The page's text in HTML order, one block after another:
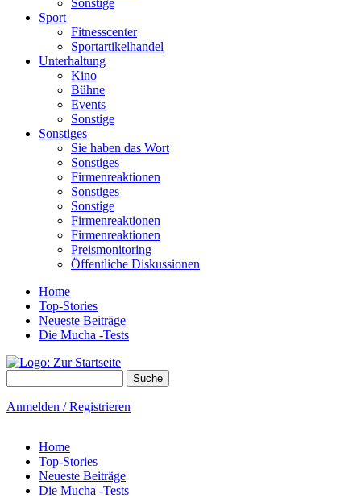
Sonstige
Sport
Fitnesscenter
Sportartikelhandel
Unterhaltung
Kino
Bühne
Events
Sonstige
Sonstiges
Sie haben das Wort
Sonstiges
Firmenreaktionen
Sonstiges
Sonstige
Firmenreaktionen
Firmenreaktionen
Preismonitoring
Öffentliche Diskussionen
Home
Top-Stories
Neueste Beiträge
Die Mucha -Tests
Anmelden / Registrieren
Home
Top-Stories
Neueste Beiträge
Die Mucha -Tests